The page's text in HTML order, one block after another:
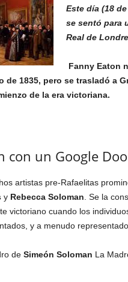
Este día (18
se sentó para
Real de
Fanny Eaton
de 1835, pero se trasladó a
de la era victoriana.
con un Google
artistas pre-Rafaelitas
y Rebecca Soloman . Se la
victoriano cuando los
y a menudo
de Simeón Soloman La